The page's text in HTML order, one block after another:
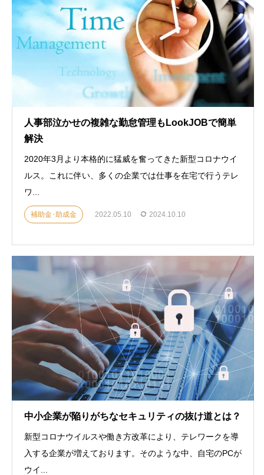
人事部泣かせの複雑な勤怠管理もLookJOBで簡単
解決
2020年3月より本格的に猛威を奮ってきた新型コロナウイ
ルス。これに伴い、多くの企業では仕事を在宅で行うテレ
ワ...
補助金･助成金 2022.05.10 2024.10.10
中小企業が陥りがちなセキュリティの抜け道とは？
新型コロナウイルスや働き方改革により、テレワークを導
入する企業が増えております。そのような中、自宅のPCが
ウイ...